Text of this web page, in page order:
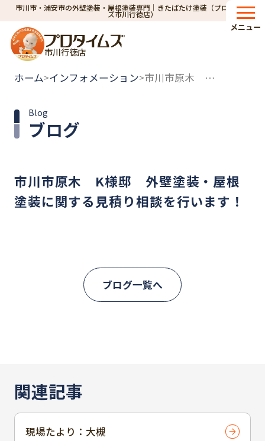
市川市・浦安市の外壁塗装・屋根塗装専門｜きたばたけ塗装（プロタイム
ズ市川行徳店）
市川行徳店
メニュー
ホーム>インフォメーション> 市川市原木 K様邸 外壁塗装・屋根塗装に関する見積り相談を行います！
ブログ
Blog
市川市原木 K様邸 外壁塗装・屋根
塗装に関する見積り相談を行います！
ブログ一覧へ
関連記事
現場たより：大槻